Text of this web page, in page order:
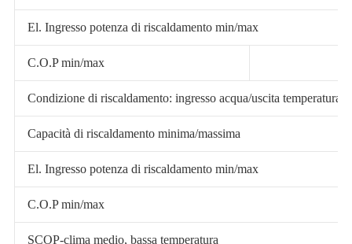
El. Ingresso potenza di riscaldamento min/max
C.O.P min/max
Condizione di riscaldamento: ingresso acqua/uscita
Capacità di riscaldamento minima/massima
El. Ingresso potenza di riscaldamento min/max
C.O.P min/max
SCOP-clima medio, bassa temperatura